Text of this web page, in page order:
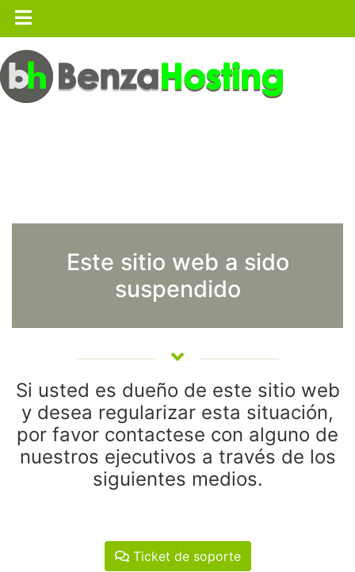
Este sitio web a sido
suspendido
Si usted es dueño de este sitio web
y desea regularizar esta situación,
por favor contactese con alguno de
nuestros ejecutivos a través de los
siguientes medios.
Ticket de soporte